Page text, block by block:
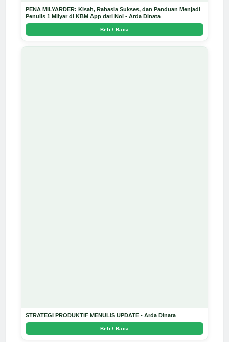
PENA MILYARDER: Kisah, Rahasia Sukses, dan Panduan Menjadi
Penulis 1 Milyar di KBM App dari Nol - Arda Dinata
Beli / Baca
STRATEGI PRODUKTIF MENULIS UPDATE - Arda Dinata
Beli / Baca